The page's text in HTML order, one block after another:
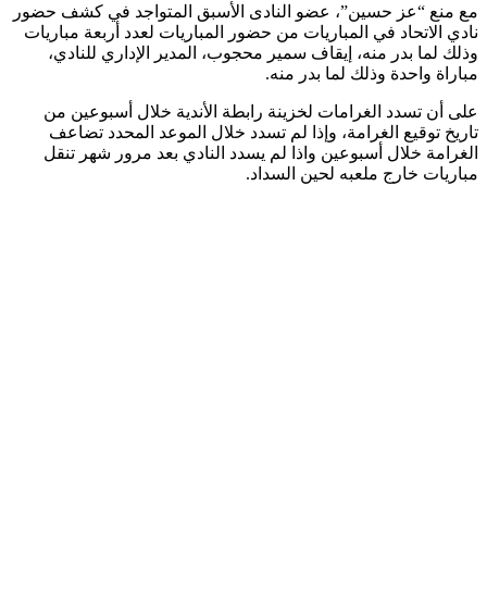
مع منع “عز حسين”، عضو النادى الأسبق المتواجد في كشف حضور
نادي الاتحاد في المباريات من حضور المباريات لعدد أربعة مباريات
وذلك لما بدر منه، إيقاف سمير محجوب، المدير الإداري للنادي،
مباراة واحدة وذلك لما بدر منه.
على أن تسدد الغرامات لخزينة رابطة الأندية خلال أسبوعين من
تاريخ توقيع الغرامة، وإذا لم تسدد خلال الموعد المحدد تضاعف
الغرامة خلال أسبوعين واذا لم يسدد النادي بعد مرور شهر تنقل
مباريات خارج ملعبه لحين السداد.